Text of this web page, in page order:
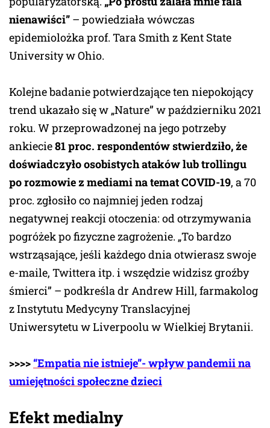
nienawiści” – powiedziała wówczas
epidemiolożka prof. Tara Smith z Kent State
University w Ohio.
Kolejne badanie potwierdzające ten niepokojący
trend ukazało się w „Nature” w październiku 2021
roku. W przeprowadzonej na jego potrzeby
ankiecie81 proc. respondentów stwierdziło, że
doświadczyło osobistych ataków lub trollingu
po rozmowie z mediami na temat COVID-19, a 70
proc. zgłosiło co najmniej jeden rodzaj
negatywnej reakcji otoczenia: od otrzymywania
pogróżek po fizyczne zagrożenie. „To bardzo
wstrząsające, jeśli każdego dnia otwierasz swoje
e-maile, Twittera itp. i wszędzie widzisz groźby
śmierci” – podkreśla dr Andrew Hill, farmakolog
z Instytutu Medycyny Translacyjnej
Uniwersytetu w Liverpoolu w Wielkiej Brytanii.
>>>>“Empatia nie istnieje”- wpływ pandemii na
umiejętności społeczne dzieci
Efekt medialny